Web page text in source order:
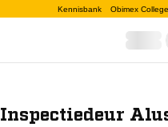
Kennisbank Obimex College
Inspectiedeur